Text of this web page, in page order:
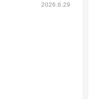
2026.6.29